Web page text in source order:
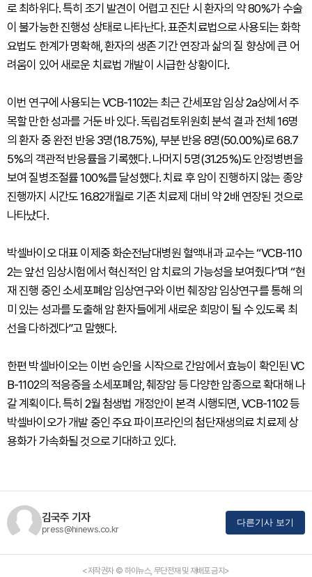
로 최하위다. 특히 조기 발견이 어렵고 진단 시 환자의 약 80%가 수술
이 불가능한 진행성 상태로 나타난다. 표준치료법으로 사용되는 화학
요법도 한계가 명확해, 환자의 생존 기간 연장과 삶의 질 향상에 큰 어
려움이 있어 새로운 치료법 개발이 시급한 상황이다.
이번 연구에 사용되는 VCB-1102는 최근 간세포암 임상 2a상에서 주
목할 만한 성과를 거둔 바 있다. 독립검토위원회 분석 결과 전체 16명
의 환자 중 완전 반응 3명(18.75%), 부분 반응 8명(50.00%)로 68.7
5%의 객관적 반응률을 기록했다. 나머지 5명(31.25%)도 안정병변을
보여 질병조절률 100%를 달성했다. 치료 후 암이 진행하지 않는 종양
진행까지 시간도 16.82개월로 기존 치료제 대비 약 2배 연장된 것으로
나타났다.
박셀바이오 대표 이제중 화순전남대병원 혈액내과 교수는 “VCB-110
2는 앞선 임상시험에서 혁신적인 암 치료의 가능성을 보여줬다”며 “현
재 진행 중인 소세포폐암 임상연구와 이번 췌장암 임상연구를 통해 의
미 있는 성과를 도출해 암 환자들에게 새로운 희망이 될 수 있도록 최
선을 다하겠다”고 말했다.
한편 박셀바이오는 이번 승인을 시작으로 간암에서 효능이 확인된 VC
B-1102의 적응증을 소세포폐암, 췌장암 등 다양한 암종으로 확대해 나
갈 계획이다. 특히 2월 첨생법 개정안이 본격 시행되면, VCB-1102 등
박셀바이오가 개발 중인 주요 파이프라인의 첨단재생의료 치료제 상
용화가 가속화될 것으로 기대하고 있다.
김국주 기자
press@hinews.co.kr
다른기사 보기
<저작권자 © 하이뉴스, 무단전재 및 재배포 금지>